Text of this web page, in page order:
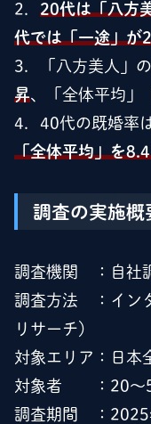
2． 20代は「八方
代では「一途」が
3．「八方美人」
昇、「全体平均」
4．40代の既婚率
「全体平均」を
調査の実施概
調査機関 ：自社
調査方法 ：イン
リサーチ）
対象エリア：日本
対象者 ：20～
調査期間 ：2025